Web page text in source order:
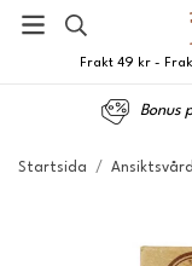
Frakt 49 kr -
Bonus
Startsida / Ansiktsvård